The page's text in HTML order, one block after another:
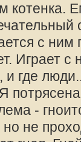
котенка.
с ним
Играет с
где
-
не